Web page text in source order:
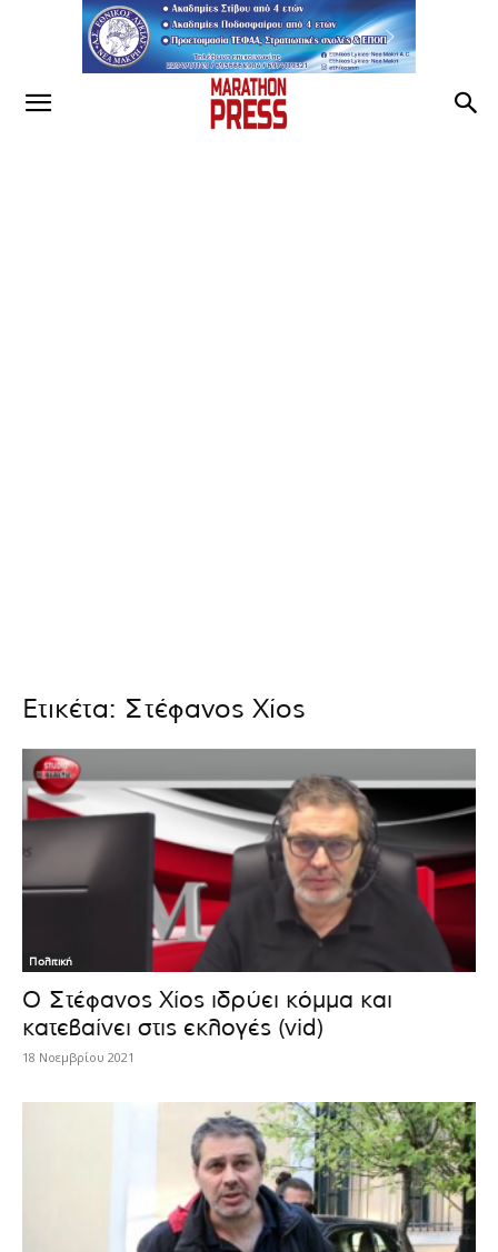
Ετικέτα: Στέφανος Χίος
Πολιτική
Ο Στέφανος Χίος ιδρύει κόμμα και
κατεβαίνει στις εκλογές (vid)
18 Νοεμβρίου 2021